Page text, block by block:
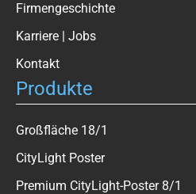
Firmengeschichte
Karriere | Jobs
Kontakt
Produkte
Großfläche 18/1
CityLight Poster
Premium CityLight-Poster 8/1